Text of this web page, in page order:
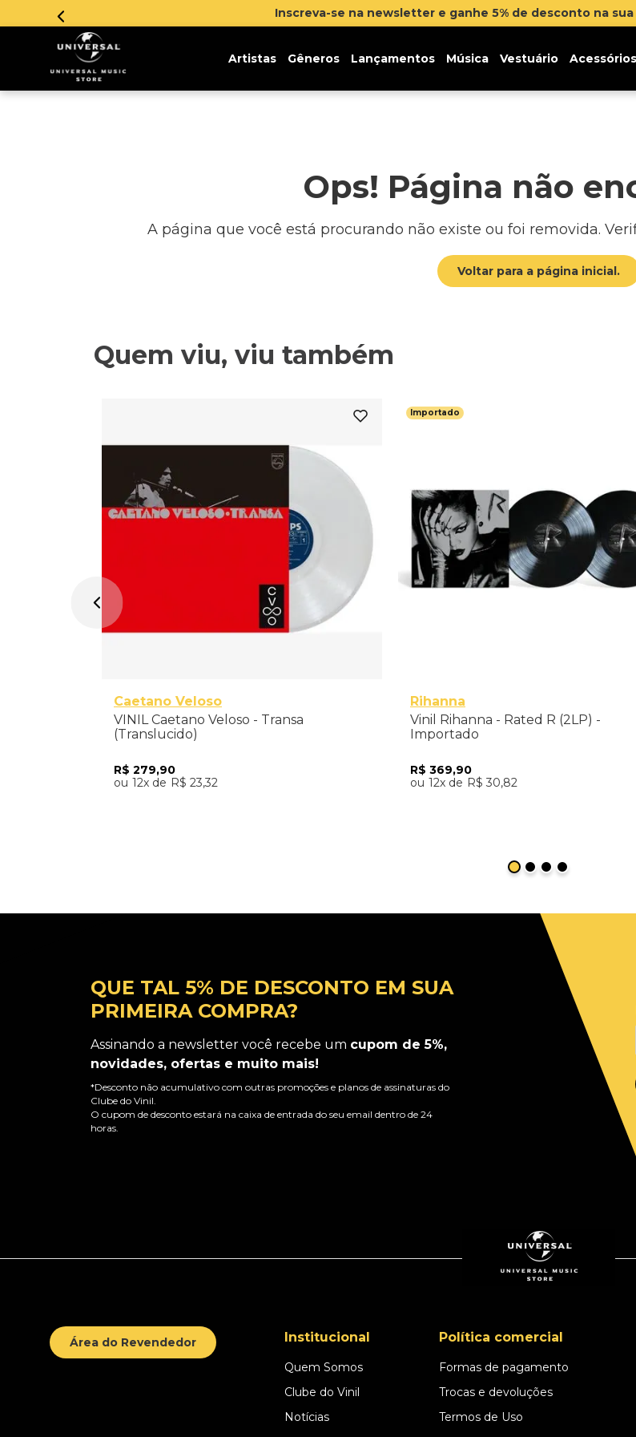
Inscreva-se na newsletter e ganhe 5% de desconto na
Artistas Gêneros Lançamentos Música Vestuário Acessórios
Ops! Página não
A página que você está procurando não existe ou foi removida.
Voltar para a página inicial.
Quem viu, viu também
Caetano Veloso
VINIL Caetano Veloso - Transa
(Translucido)
R$ 279,90
12
R$ 23,32
Importado
Rihanna
Vinil Rihanna - Rated R (2LP) -
Importado
R$ 369,90
12
R$ 30,82
QUE TAL 5% DE DESCONTO EM SUA
PRIMEIRA COMPRA?
Assinando a newsletter você recebe um cupom de 5%,
novidades, ofertas e muito mais!
*Desconto não acumulativo com outras promoções e planos de assinaturas do
Clube do Vinil.
O cupom de desconto estará na caixa de entrada do seu email dentro de 24
horas.
Área do Revendedor Institucional
Quem Somos
Clube do Vinil
Notícias
Política comercial
Formas de pagamento
Trocas e devoluções
Termos de Uso